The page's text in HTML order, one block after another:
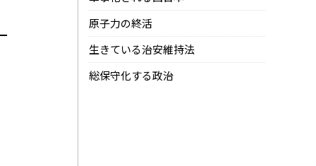
原子力の終活
生きている治安維持法
総保守化する政治